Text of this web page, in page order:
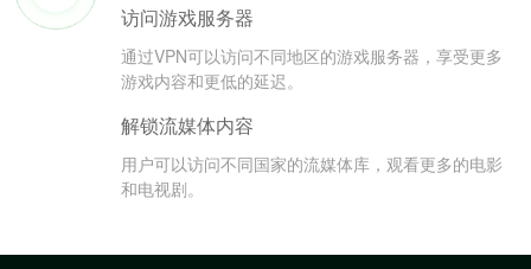
访问游戏服务器
通过VPN可以访问不同地区的游戏服务器，享受更多
游戏内容和更低的延迟。
解锁流媒体内容
用户可以访问不同国家的流媒体库，观看更多的电影
和电视剧。